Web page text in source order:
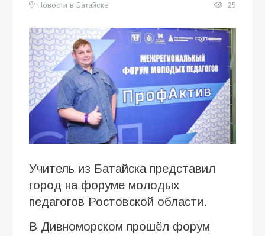
Новости в Батайске
25
Учитель из Батайска представил
город на форуме молодых
педагогов Ростовской области.
В Дивноморском прошёл форум